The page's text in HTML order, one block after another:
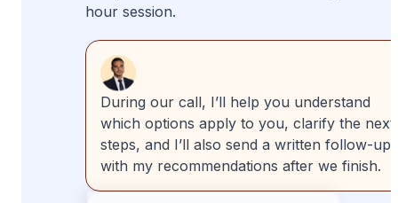
hour session.
During our call, I’ll help you understand
which options apply to you, clarify the next
steps, and I’ll also send a written follow-up
with my recommendations after we finish.